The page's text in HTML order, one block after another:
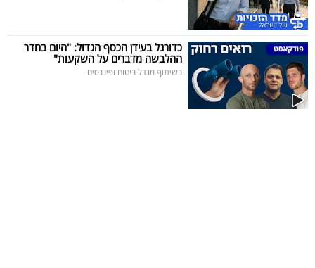
פודקאסט
40
UNDER
40
כדורגל בעידן הכסף הגדול: "היום בחדר
ההלבשה מדברים על השקעות"
בשיתוף מגדל ביטוח ופיננסים